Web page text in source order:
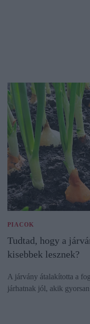
PIACOK
Tudtad, hogy a
kisebbek lesznek?
A járvány átalakította a
járhatnak jól, akik